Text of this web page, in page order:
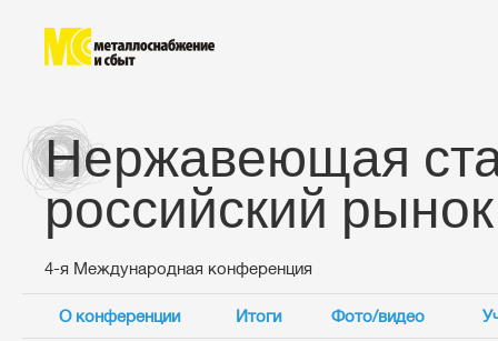
Нержавеющая
российский рынок
4-я Международная конференция
О конференции Итоги Фото/видео